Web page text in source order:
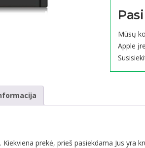
Mūsų
Apple
prekė, prieš pasiekdama Jus yra